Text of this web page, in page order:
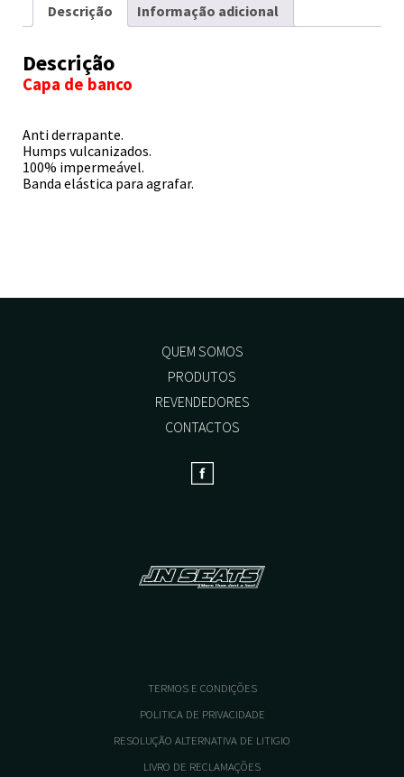
Descrição Informação adicional
Descrição
Capa de banco
Anti derrapante.
Humps vulcanizados.
100% impermeável.
Banda elástica para agrafar.
QUEM SOMOS
PRODUTOS
REVENDEDORES
CONTACTOS
TERMOS E CONDIÇÕES
POLITICA DE PRIVACIDADE
RESOLUÇÃO ALTERNATIVA DE LITIGIO
LIVRO DE RECLAMAÇÕES